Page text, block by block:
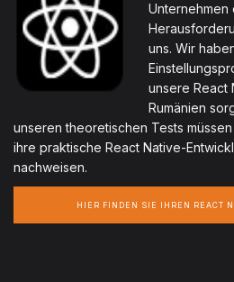
Unternehmen
uns. Wir
unsere React
Rumänien
unseren theoretischen Tests
ihre praktische React Native-
nachweisen.
HIER FINDEN SIE IHREN REACT